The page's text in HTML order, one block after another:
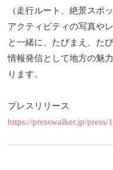
（走行ルート、絶景スポッ
アクティビティの写真や
と一緒に、たびまえ、た
情報発信として地方の魅
ります。
プレスリリース
https://presswalker.jp/press/